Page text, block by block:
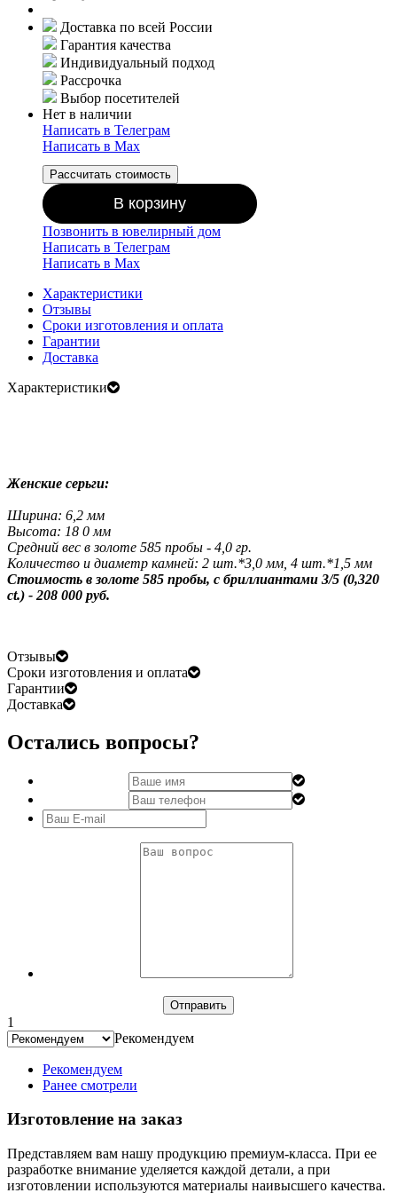
Доставка по всей России
Гарантия качества
Индивидуальный подход
Рассрочка
Выбор посетителей
Нет в наличии
Написать в Телеграм
Написать в Мах
Рассчитать стоимость
В корзину
Позвонить в ювелирный дом
Написать в Телеграм
Написать в Мах
Характеристики
Отзывы
Сроки изготовления и оплата
Гарантии
Доставка
Характеристики
Женские серьги:
Ширина: 6,2 мм
Высота: 18 0 мм
Средний вес в золоте 585 пробы - 4,0 гр.
Количество и диаметр камней: 2 шт.*3,0 мм, 4 шт.*1,5 мм
Стоимость в золоте 585 пробы, с бриллиантами 3/5 (0,320
ct.) - 208 000 руб.
Отзывы
Сроки изготовления и оплата
Гарантии
Доставка
Остались вопросы?
1
Рекомендуем
Рекомендуем
Ранее смотрели
Изготовление на заказ
Представляем вам нашу продукцию премиум-класса. При ее
разработке внимание уделяется каждой детали, а при
изготовлении используются материалы наивысшего качества.